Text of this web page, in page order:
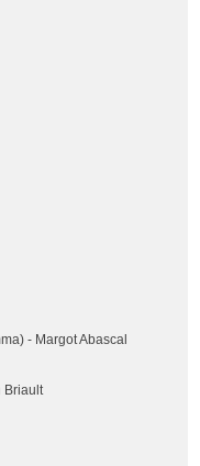
- Margot Abascal
Briault